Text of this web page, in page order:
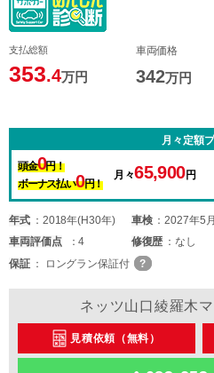
支払総額
353.4万円
車両価格
342万円
月々定額
頭金0円！
ボーナス払い0円！
月々65,900円
年式 2018年(H30年) 車検 2027年5月
車両評価点 4 修復歴 なし
保証
ロングラン保証付
ネッツ山口綾羅木
見積依頼（無料）